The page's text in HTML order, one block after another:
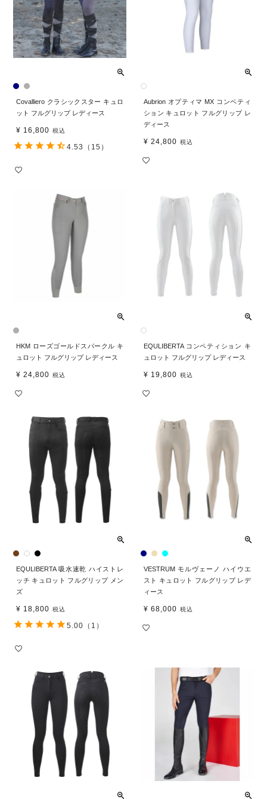
Covalliero クラシックスター キュロ
ット フルグリップ レディース
¥ 16,800 税込
4.53 （15）
Aubrion オプティマ MX コンペティ
ション キュロット フルグリップ レ
ディース
¥ 24,800 税込
HKM ローズゴールドスパークル キ
ュロット フルグリップ レディース
¥ 24,800 税込
EQULIBERTA コンペティション キ
ュロット フルグリップ レディース
¥ 19,800 税込
EQULIBERTA 吸水速乾 ハイストレ
ッチ キュロット フルグリップ メン
ズ
¥ 18,800 税込
5.00 （1）
VESTRUM モルヴェーノ ハイウエ
スト キュロット フルグリップ レデ
ィース
¥ 68,000 税込